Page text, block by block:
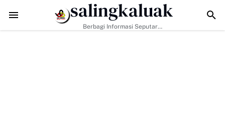
Jadi Kunci, Hj. Aida Dorong Nagari Aktif Pastikan Warga Miskin Tak
salingkaluak
Berbagi Informasi Seputar